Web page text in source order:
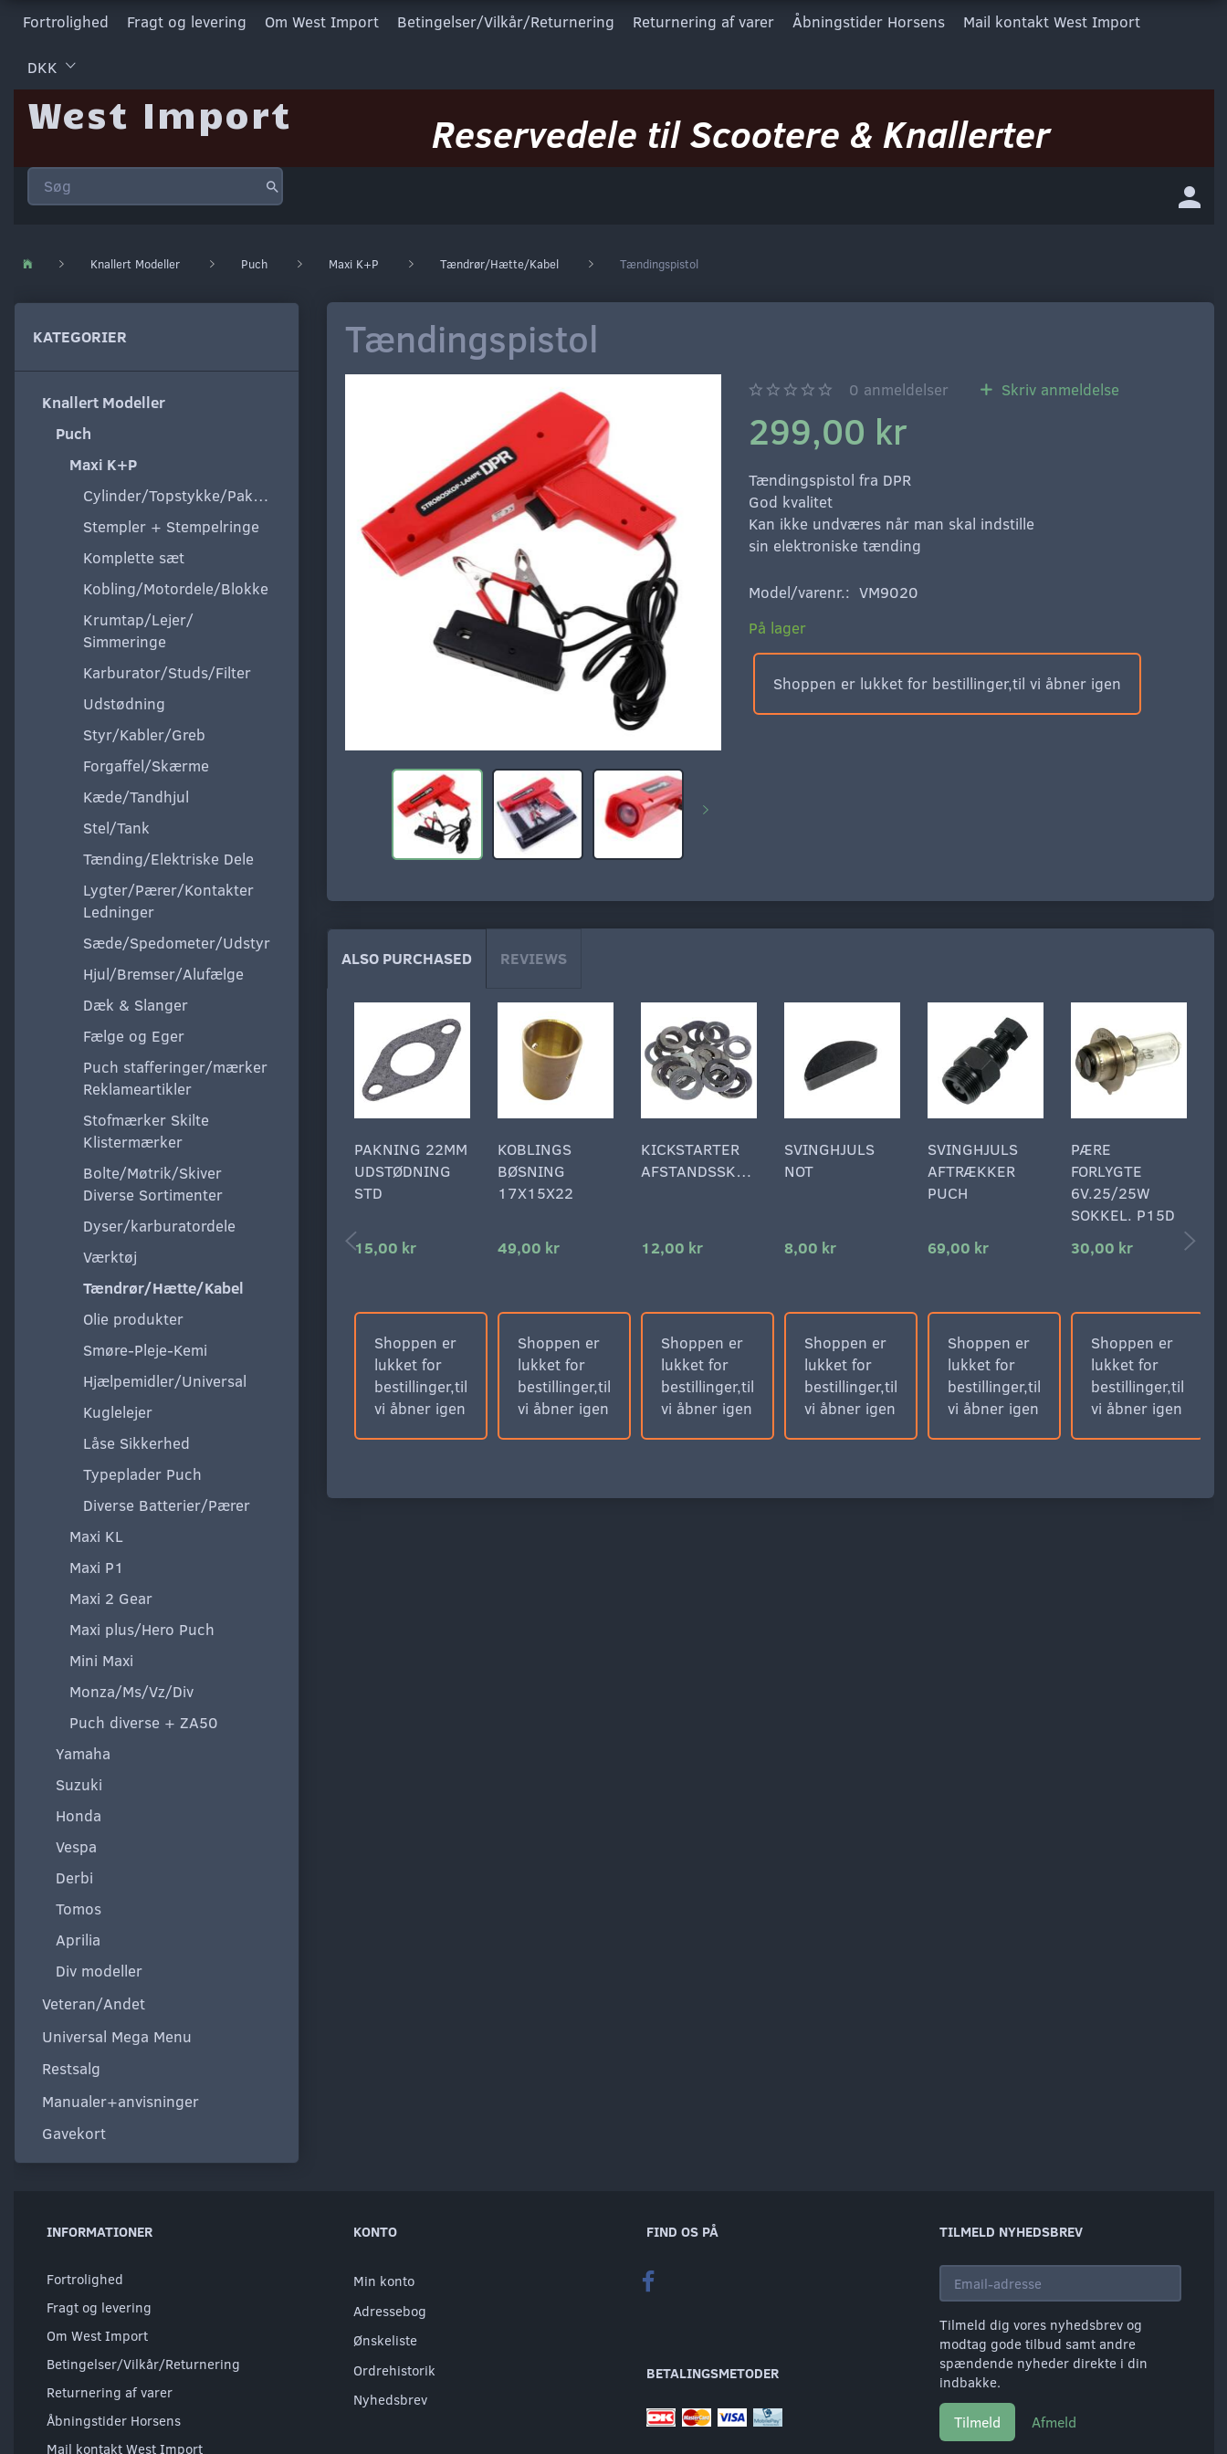
Fortrolighed Fragt og levering Om West Import Betingelser/Vilkår/Returnering Returnering af varer Åbningstider Horsens Mail kontakt West Import
DKK
West Import Reservedele til Scootere & Knallerter
Knallert Modeller Puch Maxi K+P Tændrør/Hætte/Kabel Tændingspistol
KATEGORIER
Knallert Modeller
Puch
Maxi K+P
Cylinder/Topstykke/Pakning
Stempler + Stempelringe
Komplette sæt
Kobling/Motordele/Blokke
Krumtap/Lejer/
Simmeringe
Karburator/Studs/Filter
Udstødning
Styr/Kabler/Greb
Forgaffel/Skærme
Kæde/Tandhjul
Stel/Tank
Tænding/Elektriske Dele
Lygter/Pærer/Kontakter
Ledninger
Sæde/Spedometer/Udstyr
Hjul/Bremser/Alufælge
Dæk & Slanger
Fælge og Eger
Puch stafferinger/mærker
Reklameartikler
Stofmærker Skilte
Klistermærker
Bolte/Møtrik/Skiver
Diverse Sortimenter
Dyser/karburatordele
Værktøj
Tændrør/Hætte/Kabel
Olie produkter
Smøre-Pleje-Kemi
Hjælpemidler/Universal
Kuglelejer
Låse Sikkerhed
Typeplader Puch
Diverse Batterier/Pærer
Maxi KL
Maxi P1
Maxi 2 Gear
Maxi plus/Hero Puch
Mini Maxi
Monza/Ms/Vz/Div
Puch diverse + ZA50
Yamaha
Suzuki
Honda
Vespa
Derbi
Tomos
Aprilia
Div modeller
Veteran/Andet
Universal Mega Menu
Restsalg
Manualer+anvisninger
Gavekort
Tændingspistol
0 anmeldelser Skriv anmeldelse
299,00 kr
Tændingspistol fra DPR
God kvalitet
Kan ikke undværes når man skal indstille
sin elektroniske tænding
Model/varenr.: VM9020
På lager
Shoppen er lukket for bestillinger,til vi åbner igen
ALSO PURCHASED REVIEWS
PAKNING 22MM
UDSTØDNING
STD
15,00 kr
Shoppen er
lukket for
bestillinger,til
vi åbner igen
KOBLINGS
BØSNING
17X15X22
49,00 kr
Shoppen er
lukket for
bestillinger,til
vi åbner igen
KICKSTARTER
AFSTANDSSKIVE
12,00 kr
Shoppen er
lukket for
bestillinger,til
vi åbner igen
SVINGHJULS
NOT
8,00 kr
Shoppen er
lukket for
bestillinger,til
vi åbner igen
SVINGHJULS
AFTRÆKKER
PUCH
69,00 kr
Shoppen er
lukket for
bestillinger,til
vi åbner igen
PÆRE
FORLYGTE
6V.25/25W
SOKKEL. P15D
30,00 kr
Shoppen er
lukket for
bestillinger,til
vi åbner igen
INFORMATIONER
Fortrolighed
Fragt og levering
Om West Import
Betingelser/Vilkår/Returnering
Returnering af varer
Åbningstider Horsens
Mail kontakt West Import
KONTO
Min konto
Adressebog
Ønskeliste
Ordrehistorik
Nyhedsbrev
FIND OS PÅ
BETALINGSMETODER
TILMELD NYHEDSBREV
adresse
Tilmeld dig vores nyhedsbrev og
modtag gode tilbud samt andre
spændende nyheder direkte i din
indbakke.
Tilmeld Afmeld